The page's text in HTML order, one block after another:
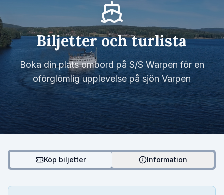
Biljetter och turlista
Boka din plats ombord på S/S Warpen för en
oförglömlig upplevelse på sjön Varpen
Köp biljetter Information